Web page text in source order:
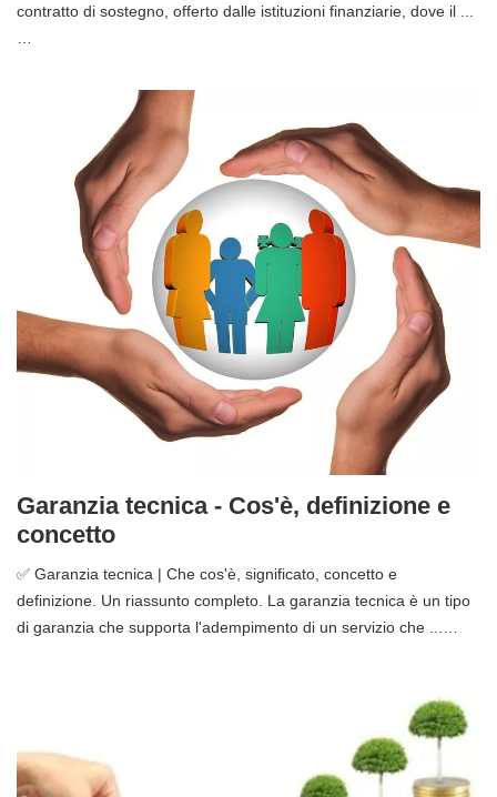
contratto di sostegno, offerto dalle istituzioni finanziarie, dove il ...
Garanzia tecnica - Cos'è, definizione e
concetto
✅ Garanzia tecnica | Che cos'è, significato, concetto e
definizione. Un riassunto completo. La garanzia tecnica è un tipo
di garanzia che supporta l'adempimento di un servizio che ...…